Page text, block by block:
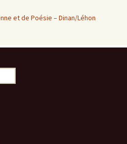
et de Poésie – Dinan/Léhon